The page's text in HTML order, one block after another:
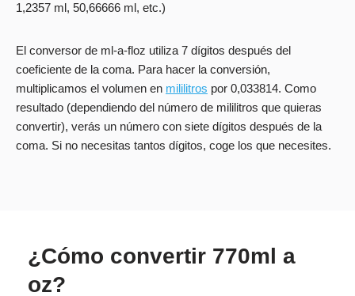
1,2357 ml, 50,66666 ml, etc.)
El conversor de ml-a-floz utiliza 7 dígitos después del
coeficiente de la coma. Para hacer la conversión,
multiplicamos el volumen en mililitros por 0,033814. Como
resultado (dependiendo del número de mililitros que quieras
convertir), verás un número con siete dígitos después de la
coma. Si no necesitas tantos dígitos, coge los que necesites.
¿Cómo convertir 770ml a
oz?